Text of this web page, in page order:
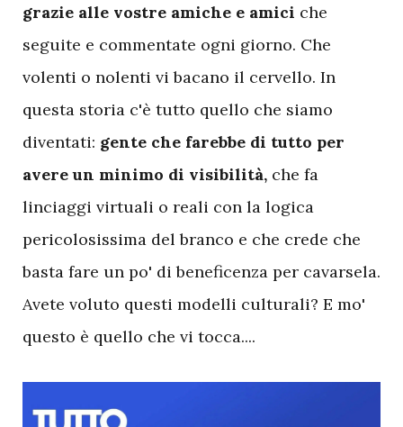
grazie alle vostre amiche e amici che
seguite e commentate ogni giorno. Che
volenti o nolenti vi bacano il cervello. In
questa storia c'è tutto quello che siamo
diventati: gente che farebbe di tutto per
avere un minimo di visibilità, che fa
linciaggi virtuali o reali con la logica
pericolosissima del branco e che crede che
basta fare un po' di beneficenza per cavarsela.
Avete voluto questi modelli culturali? E mo'
questo è quello che vi tocca....